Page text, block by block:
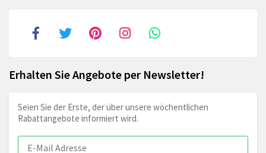
Erhalten Sie Angebote per Newsletter!
Seien Sie der Erste, der über unsere wöchentlichen
Rabattangebote informiert wird.